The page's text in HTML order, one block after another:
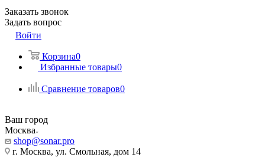
Заказать звонок
Задать вопрос
Войти
Корзина0
Избранные товары0
Сравнение товаров0
Ваш город
Москва
shop@sonar.pro
г. Москва, ул. Смольная, дом 14